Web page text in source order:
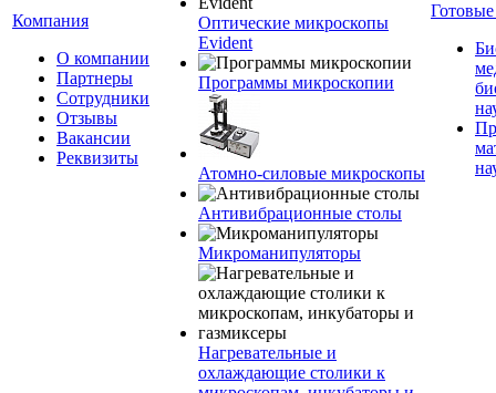
Компания
О компании
Партнеры
Сотрудники
Отзывы
Вакансии
Реквизиты
Оптические микроскопы
Evident
Программы микроскопии
Атомно-силовые микроскопы
Антивибрационные столы
Микроманипуляторы
Нагревательные и
охлаждающие столики к